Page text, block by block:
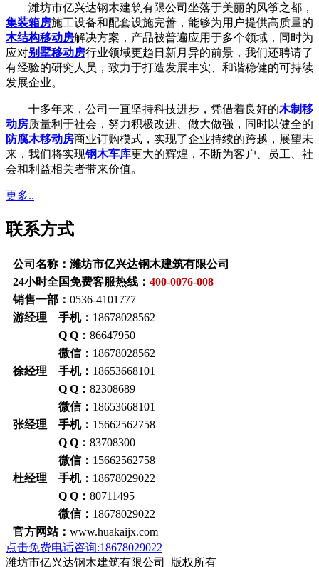
潍坊市亿兴达钢木建筑有限公司坐落于美丽的风筝之都，
集装箱房施工设备和配套设施完善，能够为用户提供高质量的
木结构移动房解决方案，产品被普遍应用于多个领域，同时为
应对别墅移动房行业领域更趋日新月异的前景，我们还聘请了
有经验的研究人员，致力于打造发展丰实、和谐稳健的可持续
发展企业。
十多年来，公司一直坚持科技进步，凭借着良好的木制移
动房质量利于社会，努力积极改进、做大做强，同时以健全的
防腐木移动房商业订购模式，实现了企业持续的跨越，展望未
来，我们将实现钢木车库更大的辉煌，不断为客户、员工、社
会和利益相关者带来价值。
更多..
联系方式
公司名称：潍坊市亿兴达钢木建筑有限公司
24小时全国免费客服热线： 400-0076-008
销售一部： 0536-4101777
游经理 手机： 18678028562
Q Q： 86647950
微信： 18678028562
徐经理 手机： 18653668101
Q Q： 82308689
微信： 18653668101
张经理 手机： 15662562758
Q Q： 83708300
微信： 15662562758
杜经理 手机： 18678029022
Q Q： 80711495
微信： 18678029022
官方网站： www.huakaijx.com
点击免费电话咨询:18678029022
潍坊市亿兴达钢木建筑有限公司 版权所有